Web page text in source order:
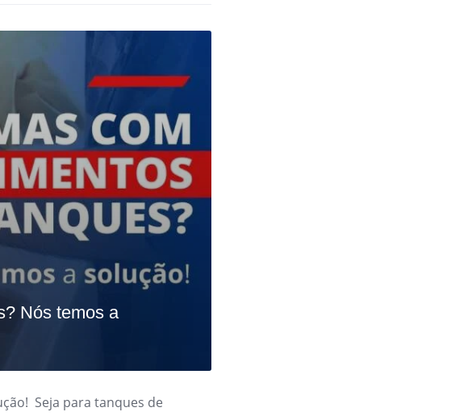
Nós temos a
Seja para tanques de